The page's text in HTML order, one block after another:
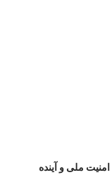
ملی و آینده